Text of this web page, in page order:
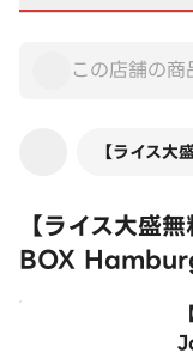
【ライス
【ライス大盛
BOX